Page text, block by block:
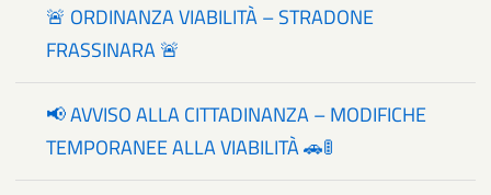
🚨 ORDINANZA VIABILITÀ – STRADONE
FRASSINARA 🚨
📢 AVVISO ALLA CITTADINANZA – MODIFICHE
TEMPORANEE ALLA VIABILITÀ 🚗🚦